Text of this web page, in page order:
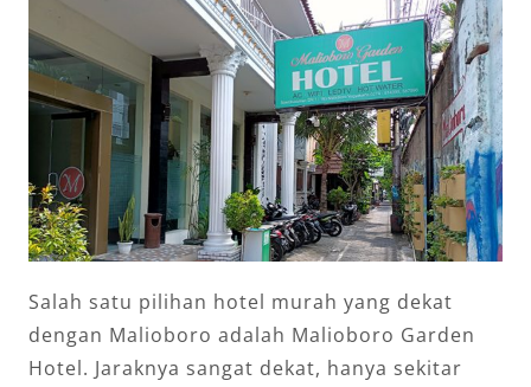
Salah satu pilihan hotel murah yang dekat
dengan Malioboro adalah Malioboro Garden
Hotel. Jaraknya sangat dekat, hanya sekitar